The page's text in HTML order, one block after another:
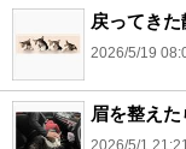
戻ってきた
2026/5/19
眉を整え
2026/5/1